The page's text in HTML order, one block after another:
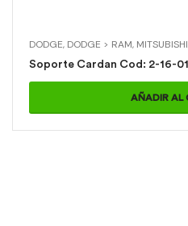
DODGE, DODGE > RAM, MITSUBISHI
Soporte Cardan Cod: 2-16-
AÑADIR AL